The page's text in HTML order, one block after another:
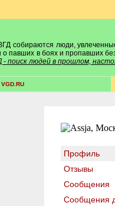
собираются люди,
о павших в боях и пропавших
- поиск людей в прошлом,
VGD.RU
Профиль
Отзывы
Сообщения
Сообщения